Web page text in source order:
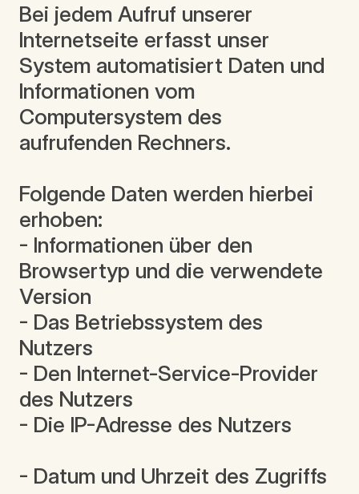
Bei jedem Aufruf unserer
Internetseite erfasst unser
System automatisiert Daten und
Informationen vom
Computersystem des
aufrufenden Rechners.
Folgende Daten werden hierbei
erhoben:
- Informationen über den
Browsertyp und die verwendete
Version
- Das Betriebssystem des
Nutzers
- Den Internet-Service-Provider
des Nutzers
- Die IP-Adresse des Nutzers
- Datum und Uhrzeit des Zugriffs